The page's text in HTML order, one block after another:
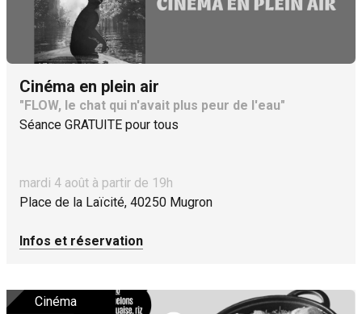
Cinéma en plein air
"FLOW, le chat qui n'avait plus peur de l'eau"
Séance GRATUITE pour tous
mardi 4 août à partir de 19h
Place de la Laïcité, 40250 Mugron
Infos et réservation
Cinéma